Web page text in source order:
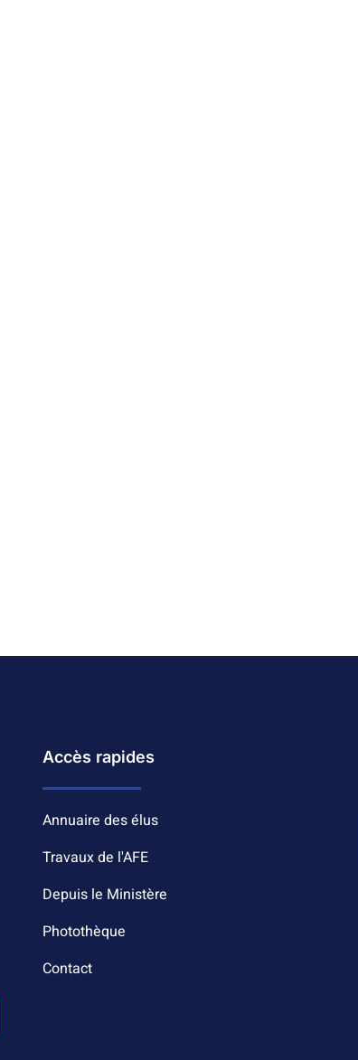
Accès rapides
Annuaire des élus
Travaux de l'AFE
Depuis le Ministère
Photothèque
Contact